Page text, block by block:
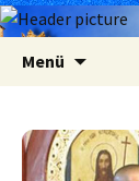
Menü